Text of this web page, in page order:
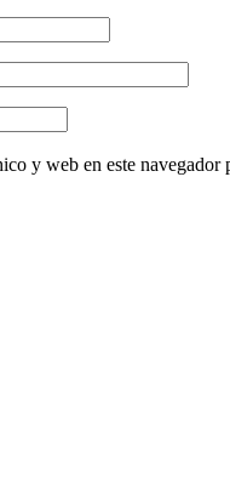
y web en este navegador